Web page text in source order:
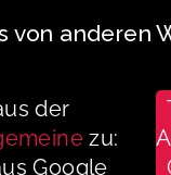
von anderen
der
zu:
Google